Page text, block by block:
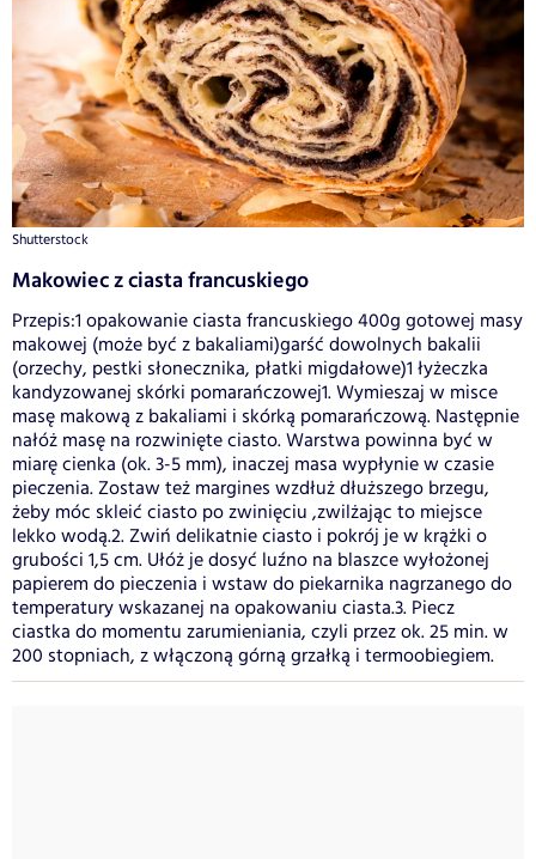
Shutterstock
Makowiec z ciasta francuskiego
Przepis:1 opakowanie ciasta francuskiego 400g gotowej masy
makowej (może być z bakaliami)garść dowolnych bakalii
(orzechy, pestki słonecznika, płatki migdałowe)1 łyżeczka
kandyzowanej skórki pomarańczowej1. Wymieszaj w misce
masę makową z bakaliami i skórką pomarańczową. Następnie
nałóż masę na rozwinięte ciasto. Warstwa powinna być w
miarę cienka (ok. 3-5 mm), inaczej masa wypłynie w czasie
pieczenia. Zostaw też margines wzdłuż dłuższego brzegu,
żeby móc skleić ciasto po zwinięciu ,zwilżając to miejsce
lekko wodą.2. Zwiń delikatnie ciasto i pokrój je w krążki o
grubości 1,5 cm. Ułóż je dosyć luźno na blaszce wyłożonej
papierem do pieczenia i wstaw do piekarnika nagrzanego do
temperatury wskazanej na opakowaniu ciasta.3. Piecz
ciastka do momentu zarumieniania, czyli przez ok. 25 min. w
200 stopniach, z włączoną górną grzałką i termoobiegiem.